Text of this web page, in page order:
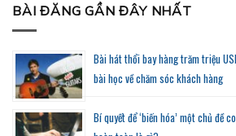
BÀI ĐĂNG GẦN ĐÂY NHẤT
Bài hát thổi bay hàng trăm triệu
bài học về chăm sóc khách hàng
Bí quyết để ‘biến hóa’ một chủ đề